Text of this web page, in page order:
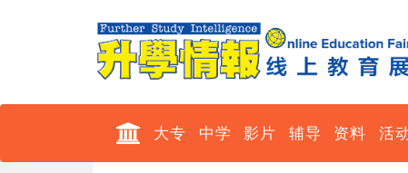
大专 中学 影片 辅导 资料 活